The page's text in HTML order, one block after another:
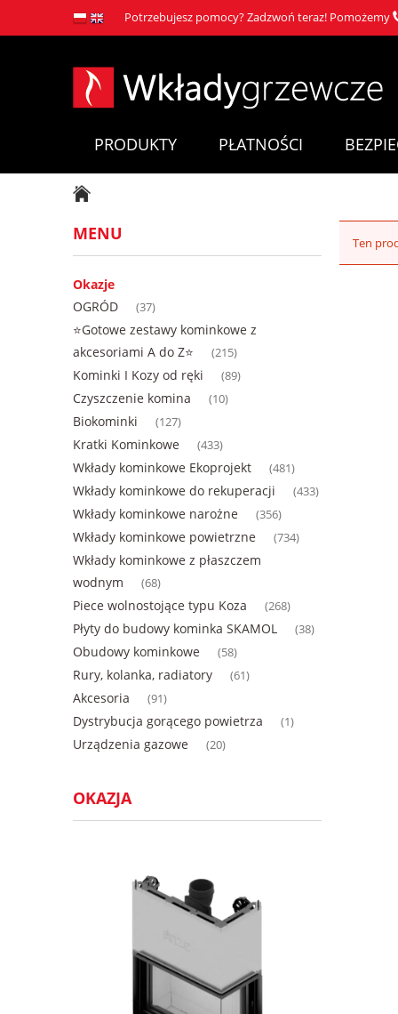
Potrzebujesz pomocy? Zadzwoń teraz! Pomożemy
PRODUKTY PŁATNOŚCI
MENU
Okazje
OGRÓD
(37)
⭐Gotowe zestawy kominkowe z
akcesoriami A do Z⭐
(215)
Kominki I Kozy od ręki (89)
Czyszczenie komina (10)
Biokominki (127)
Kratki Kominkowe (433)
Wkłady kominkowe Ekoprojekt (481)
Wkłady kominkowe do rekuperacji (433)
Wkłady kominkowe narożne (356)
Wkłady kominkowe powietrzne (734)
Wkłady kominkowe z płaszczem
wodnym
(68)
Piece wolnostojące typu Koza (268)
Płyty do budowy kominka SKAMOL (38)
Obudowy kominkowe (58)
Rury, kolanka, radiatory (61)
Akcesoria (91)
Dystrybucja gorącego powietrza (1)
Urządzenia gazowe (20)
OKAZJA
Ten